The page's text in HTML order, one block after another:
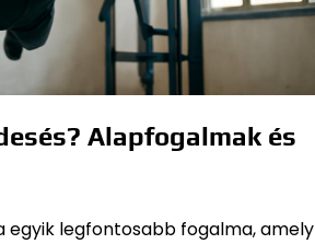
Alapfogalmak és
egyik legfontosabb fogalma, amely